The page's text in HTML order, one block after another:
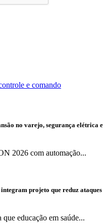
e comando
no varejo, segurança elétrica e
2026 com automação...
projeto que reduz ataques
educação em saúde...